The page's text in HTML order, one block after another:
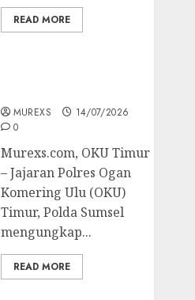
READ MORE
MUREXS
14/07/2026
0
Murexs.com, OKU Timur
– Jajaran Polres Ogan
Komering Ulu (OKU)
Timur, Polda Sumsel
mengungkap...
READ MORE